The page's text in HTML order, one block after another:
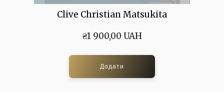
Clive Christian Matsukita
₴1 900,00 UAH
Додати